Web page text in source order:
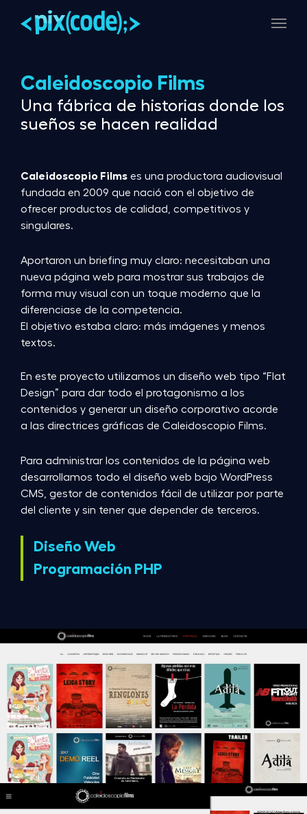
Caleidoscopio Films
Una fábrica de historias donde los
sueños se hacen realidad
Caleidoscopio Films es una productora audiovisual
fundada en 2009 que nació con el objetivo de
ofrecer productos de calidad, competitivos y
singulares.
Aportaron un briefing muy claro: necesitaban una
nueva página web para mostrar sus trabajos de
forma muy visual con un toque moderno que la
diferenciase de la competencia.
El objetivo estaba claro: más imágenes y menos
textos.
En este proyecto utilizamos un diseño web tipo “Flat
Design” para dar todo el protagonismo a los
contenidos y generar un diseño corporativo acorde
a las directrices gráficas de Caleidoscopio Films.
Para administrar los contenidos de la página web
desarrollamos todo el diseño web bajo WordPress
CMS, gestor de contenidos fácil de utilizar por parte
del cliente y sin tener que depender de terceros.
Diseño Web
Programación PHP